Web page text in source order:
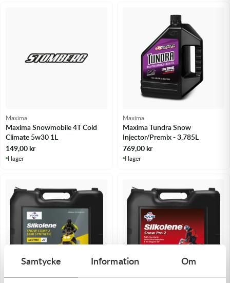
Samtycke Information Om
Maxima
Maxima Snowmobile 4T Cold
Climate 5w30 1L
149,00kr
I lager
Maxima
Maxima Tundra Snow
Injector/Premix - 3,785L
769,00kr
I lager